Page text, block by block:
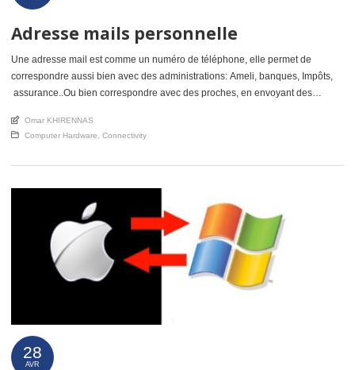
Adresse mails personnelle
Une adresse mail est comme un numéro de téléphone, elle permet de
correspondre aussi bien avec des administrations: Ameli, banques, Impôts,
assurance..Ou bien correspondre avec des proches, en envoyant des
adresse mails indépendante de votre fournisseurs d’accès internet: Orange,
Free, Bouygues, Sur… Il vaut mieux […]
An article by
Omar KHIRENNAS
Posted in
Computer Hardware, Connectivity
28
AVR